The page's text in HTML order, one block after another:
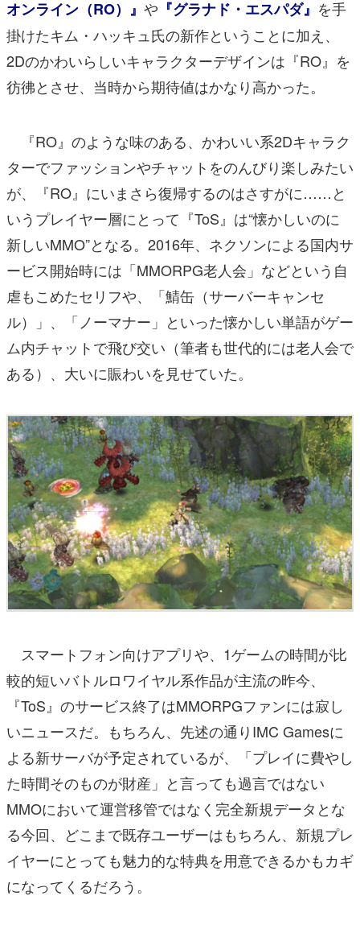
オンライン（RO）』 や 『グラナド・エスパダ』 を手
掛けたキム・ハッキュ氏の新作ということに加え、
2Dのかわいらしいキャラクターデザインは『RO』を
彷彿とさせ、当時から期待値はかなり高かった。
『RO』のような味のある、かわいい系2Dキャラク
ターでファッションやチャットをのんびり楽しみたい
が、『RO』にいまさら復帰するのはさすがに……と
いうプレイヤー層にとって『ToS』は“懐かしいのに
新しいMMO”となる。2016年、ネクソンによる国内サ
ービス開始時には「MMORPG老人会」などという自
虐もこめたセリフや、「鯖缶（サーバーキャンセ
ル）」、「ノーマナー」といった懐かしい単語がゲー
ム内チャットで飛び交い（筆者も世代的には老人会で
ある）、大いに賑わいを見せていた。
スマートフォン向けアプリや、1ゲームの時間が比
較的短いバトルロワイヤル系作品が主流の昨今、
『ToS』のサービス終了はMMORPGファンには寂し
いニュースだ。もちろん、先述の通りIMC Gamesに
よる新サーバが予定されているが、「プレイに費やし
た時間そのものが財産」と言っても過言ではない
MMOにおいて運営移管ではなく完全新規データとな
る今回、どこまで既存ユーザーはもちろん、新規プレ
イヤーにとっても魅力的な特典を用意できるかもカギ
になってくるだろう。